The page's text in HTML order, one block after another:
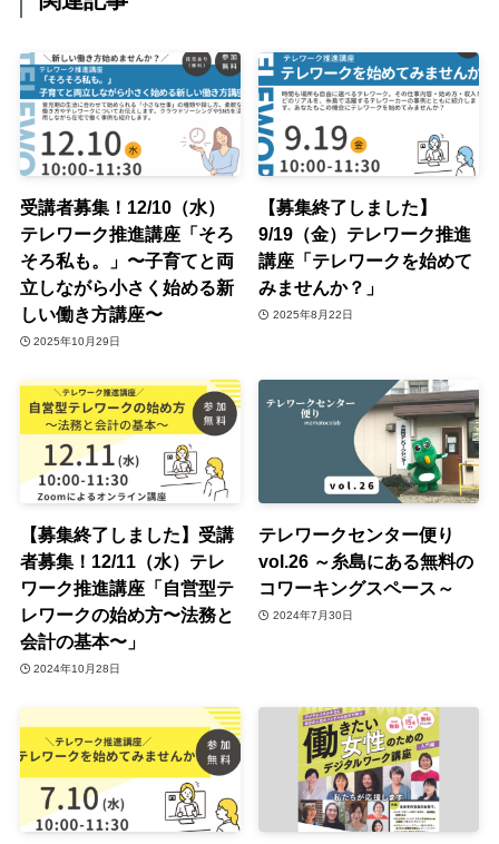
受講者募集！12/10（水）
テレワーク推進講座「そろ
そろ私も。」〜子育てと両
立しながら小さく始める新
しい働き方講座〜
2025年10月29日
【募集終了しました】
9/19（金）テレワーク推進
講座「テレワークを始めて
みませんか？」
2025年8月22日
【募集終了しました】受講
者募集！12/11（水）テレ
ワーク推進講座「自営型テ
レワークの始め方〜法務と
会計の基本〜」
2024年10月28日
テレワークセンター便り
vol.26 ～糸島にある無料の
コワーキングスペース～
2024年7月30日